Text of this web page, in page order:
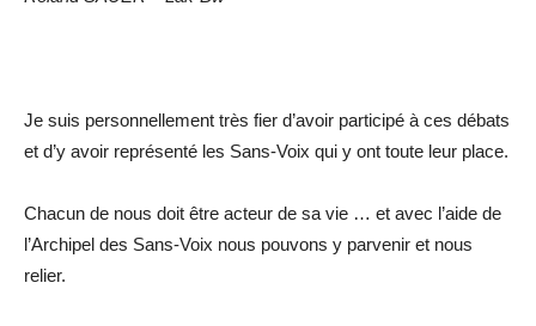
Je suis personnellement très fier d’avoir participé à ces débats
et d’y avoir représenté les Sans-Voix qui y ont toute leur place.
Chacun de nous doit être acteur de sa vie … et avec l’aide de
l’Archipel des Sans-Voix nous pouvons y parvenir et nous
relier.